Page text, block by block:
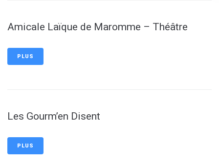
Amicale Laïque de Maromme – Théâtre
PLUS
Les Gourm’en Disent
PLUS